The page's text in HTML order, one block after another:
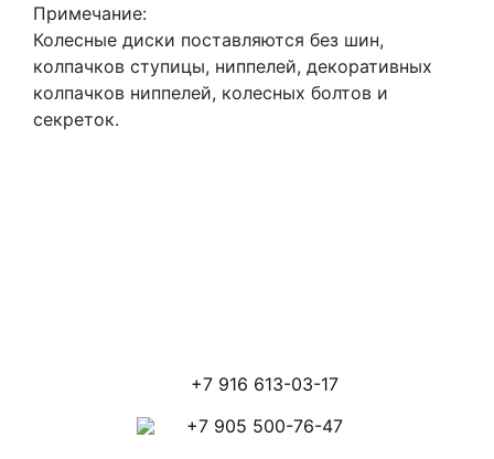
Примечание:
Колесные диски поставляются без шин,
колпачков ступицы, ниппелей, декоративных
колпачков ниппелей, колесных болтов и
секреток.
+7 916 613-03-17
+7 905 500-76-47